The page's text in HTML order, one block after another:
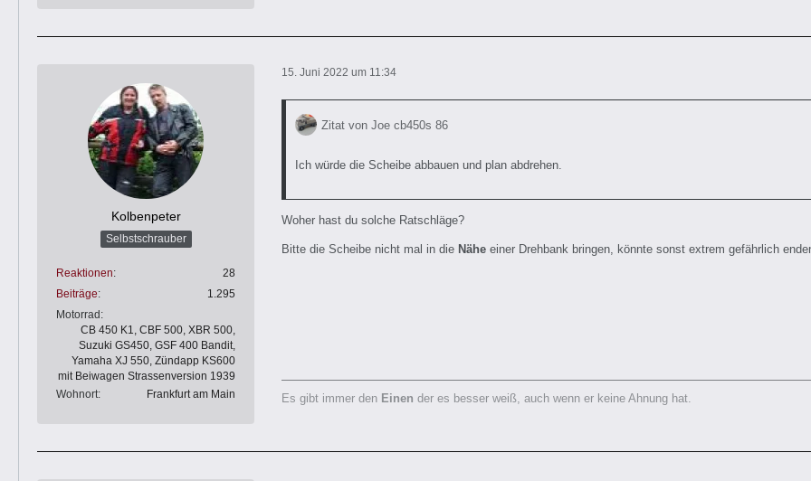
Kolbenpeter
Selbstschrauber
Reaktionen
28
Beiträge
1.295
Motorrad
CB 450 K1, CBF 500, XBR 500,
Suzuki GS450, GSF 400 Bandit,
Yamaha XJ 550, Zündapp KS600
mit Beiwagen Strassenversion 1939
Wohnort
Frankfurt am Main
15. Juni 2022 um 11:34
Zitat von Joe cb450s 86
Ich würde die Scheibe abbauen und plan abdrehen.
Woher hast du solche Ratschläge?
Bitte die Scheibe nicht mal in die Nähe einer Drehbank bringen, könnte sonst extrem gefährlich
Es gibt immer den Einen der es besser weiß, auch wenn er keine Ahnung hat.